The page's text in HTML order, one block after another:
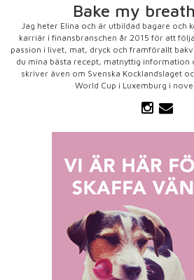
Bake my
Jag heter Elina och är utbildad bagare och
karriär i finansbranschen år 2015 för att
passion i livet, mat, dryck och framförallt
du mina bästa recept, matnyttig information
skriver även om Svenska Kocklandslaget
World Cup i Luxemburg i